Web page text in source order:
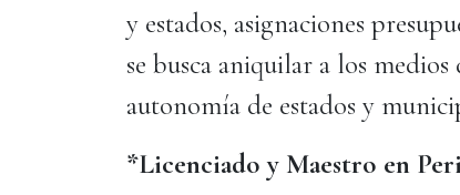
y estados, asignaciones
se busca aniquilar a los
autonomía de estados y
*Licenciado y Maestro en